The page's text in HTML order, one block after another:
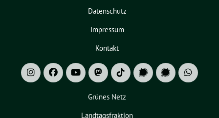
Datenschutz
Impressum
Kontakt
Grünes Netz
Landtagsfraktion